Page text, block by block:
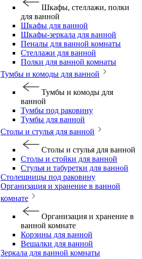
Шкафы, стеллажи, полки
для ванной
Шкафы для ванной
Шкафы-зеркала для ванной
Пеналы для ванной комнаты
Стеллажи для ванной
Полки для ванной комнаты
Тумбы и комоды для ванной
Тумбы и комоды для
ванной
Тумбы под раковину
Тумбы для ванной
Столы и стулья для ванной
Столы и стулья для ванной
Столы и стойки для ванной
Стулья и табуретки для ванной
Столешницы под раковину
Организация и хранение в ванной
комнате
Организация и хранение в
ванной комнате
Корзины для ванной
Вешалки для ванной
Зеркала для ванной комнаты